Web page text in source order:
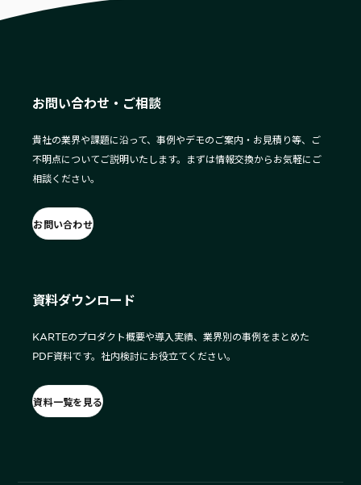
お問い合わせ・ご相談
貴社の業界や課題に沿って、事例やデモのご案内・お見積り等、ご
不明点についてご説明いたします。まずは情報交換からお気軽にご
相談ください。
お問い合わせ
資料ダウンロード
KARTEのプロダクト概要や導入実績、業界別の事例をまとめた
PDF資料です。社内検討にお役立てください。
資料一覧を見る